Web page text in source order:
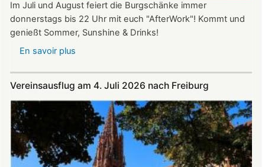
Im Juli und August feiert die Burgschänke immer
donnerstags bis 22 Uhr mit euch "AfterWork"! Kommt und
genießt Sommer, Sunshine & Drinks!
En savoir plus
und
August
auf
der
Burg:
After
Vereinsausflug am 4. Juli 2026 nach Freiburg